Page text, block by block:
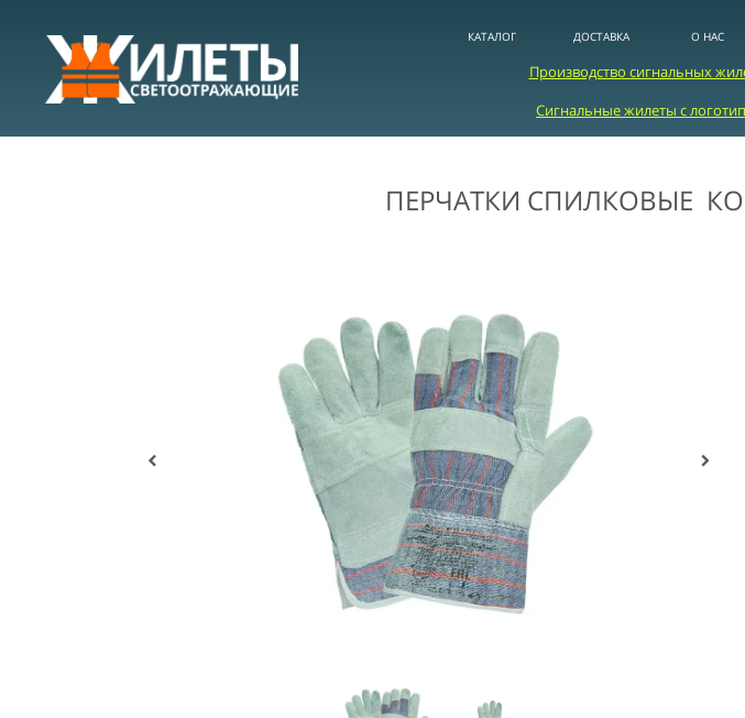
КАТАЛОГ ДОСТАВКА О НАС
Производство сигнальных
Сигнальные жилеты с
ПЕРЧАТКИ СПИЛКОВЫЕ